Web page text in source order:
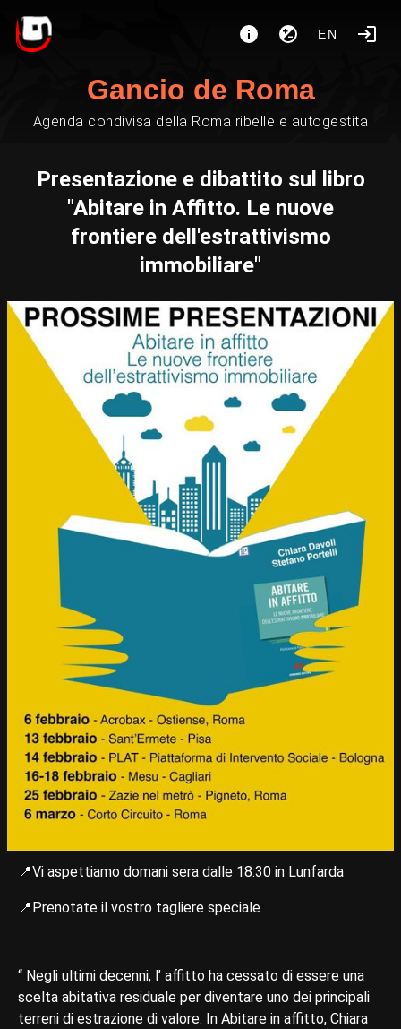
EN
Gancio de Roma
Agenda condivisa della Roma ribelle e autogestita
Presentazione e dibattito sul libro
"Abitare in Affitto. Le nuove
frontiere dell'estrattivismo
immobiliare"
📍Vi aspettiamo domani sera dalle 18:30 in Lunfarda
📍Prenotate il vostro tagliere speciale
“ Negli ultimi decenni, l’ affitto ha cessato di essere una
scelta abitativa residuale per diventare uno dei principali
terreni di estrazione di valore. In Abitare in affitto, Chiara